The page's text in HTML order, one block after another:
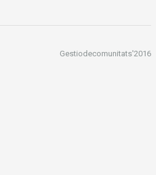
Gestiodecomunitats'2016